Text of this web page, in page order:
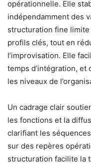
opérationnelle. Elle
indépendamment des
structuration fine limite
profils clés, tout en
l’improvisation. Elle
temps d’intégration,
les niveaux de
Un cadrage clair
les fonctions et la
clarifiant les
sur des repères
structuration facilite la